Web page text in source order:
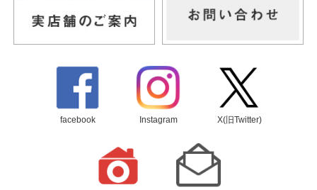
facebook Instagram X(旧Twitter)